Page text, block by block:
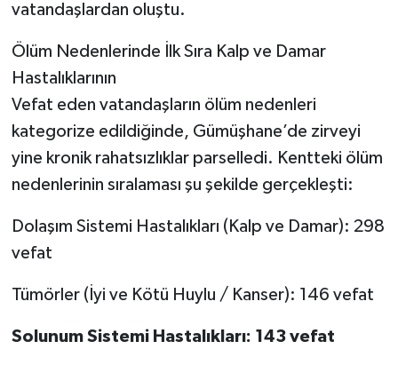
vatandaşlardan oluştu.
Ölüm Nedenlerinde İlk Sıra Kalp ve Damar
Hastalıklarının
Vefat eden vatandaşların ölüm nedenleri
kategorize edildiğinde, Gümüşhane’de zirveyi
yine kronik rahatsızlıklar parselledi. Kentteki ölüm
nedenlerinin sıralaması şu şekilde gerçekleşti:
Dolaşım Sistemi Hastalıkları (Kalp ve Damar): 298
vefat
Tümörler (İyi ve Kötü Huylu / Kanser): 146 vefat
Solunum Sistemi Hastalıkları: 143 vefat